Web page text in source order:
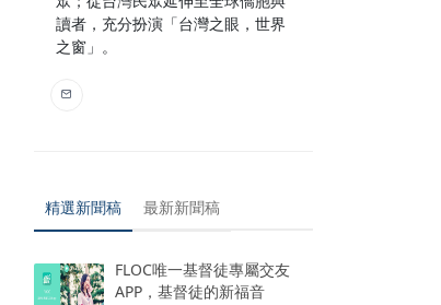
讀者，充分扮演「台灣之眼，世界
之窗」。
精選新聞稿 最新新聞稿
FLOC唯一基督徒專屬交友
APP，基督徒的新福音